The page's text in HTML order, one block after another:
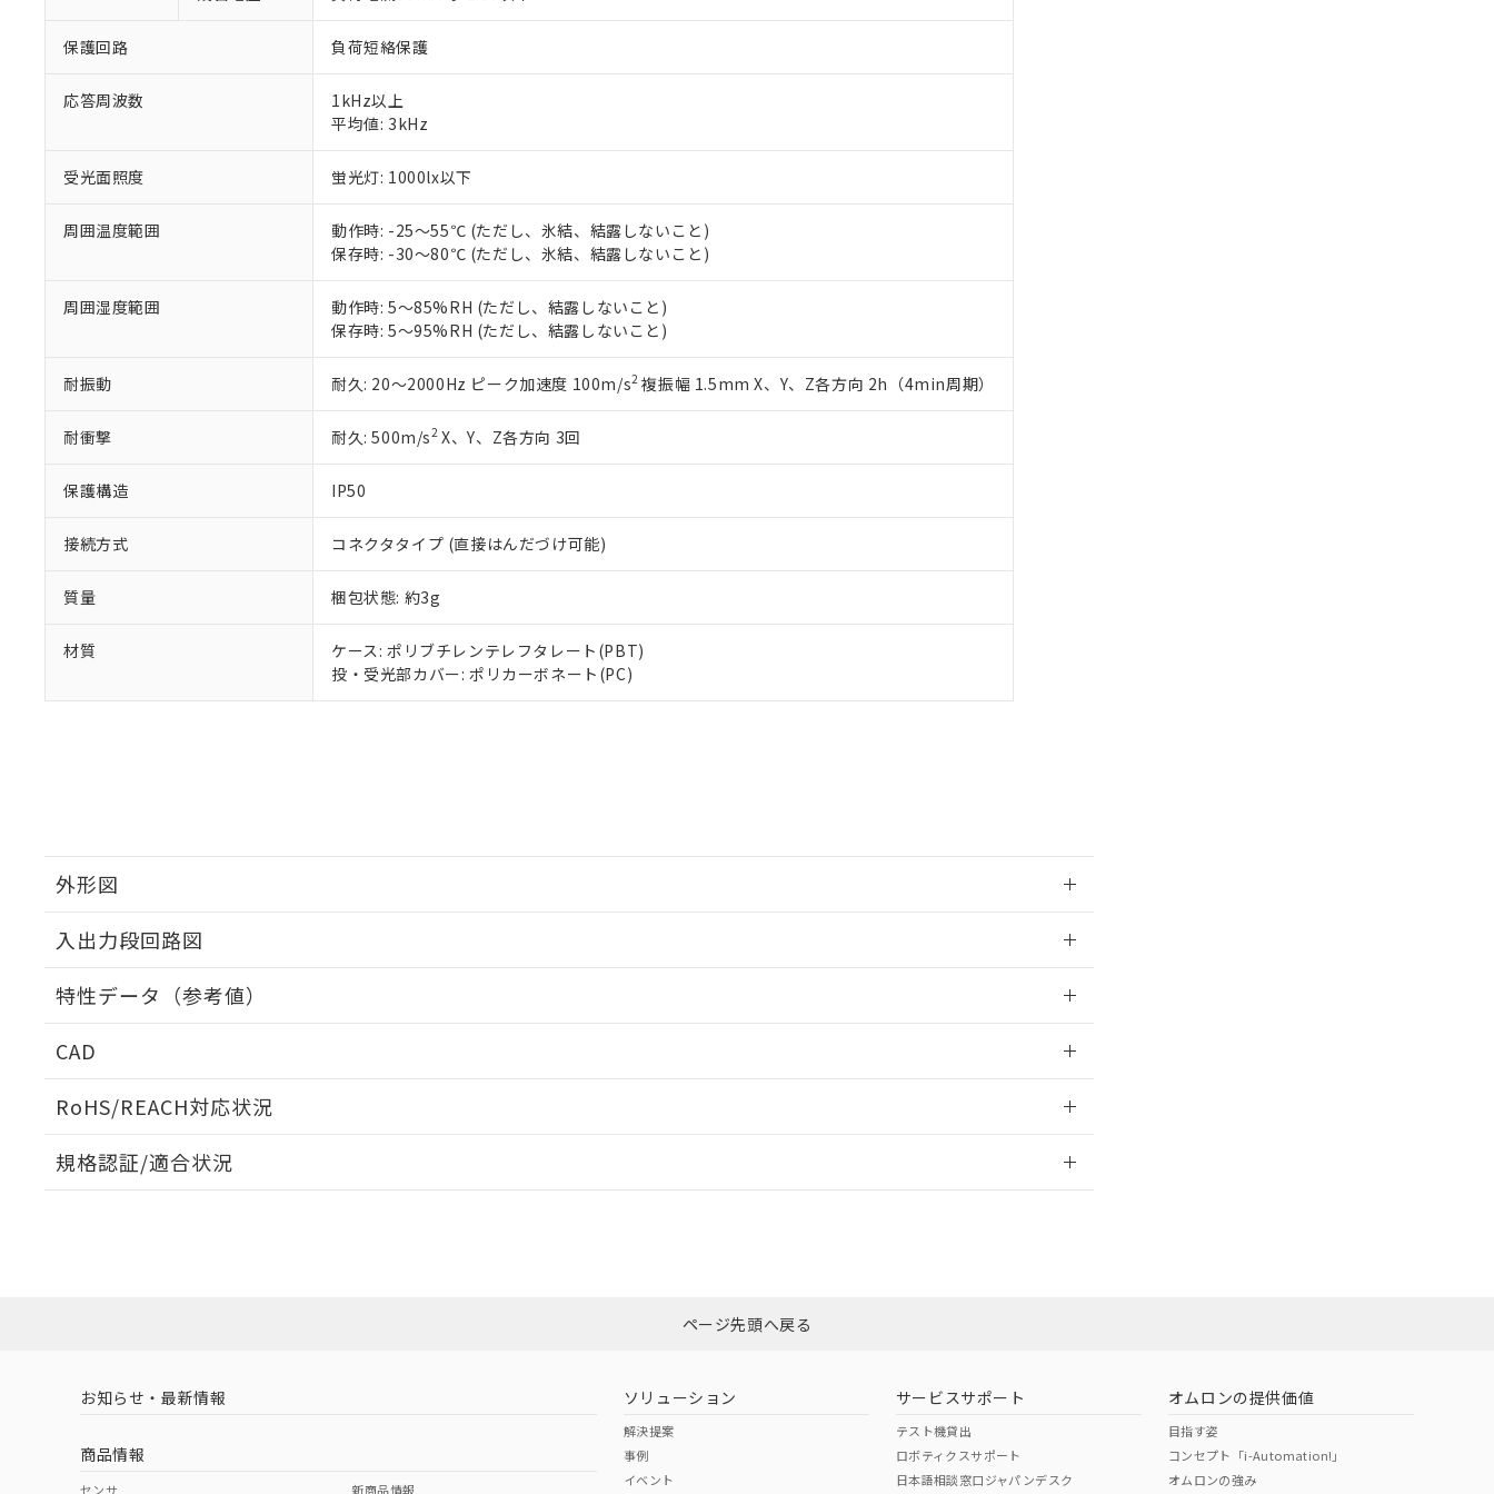
保護回路 負荷短絡保護
応答周波数
1kHz以上
平均値: 3kHz
受光面照度 蛍光灯: 1000lx以下
周囲温度範囲
動作時: -25～55℃ (ただし、氷結、結露しないこと)
保存時: -30～80℃ (ただし、氷結、結露しないこと)
周囲湿度範囲
動作時: 5～85%RH (ただし、結露しないこと)
保存時: 5～95%RH (ただし、結露しないこと)
耐振動 耐久: 20～2000Hz ピーク加速度 100m/s2複振幅 1.5mm X、Y、Z各方向 2h（4min周期）
耐衝撃 耐久: 500m/s2X、Y、Z各方向 3回
保護構造 IP50
接続方式 コネクタタイプ (直接はんだづけ可能)
質量 梱包状態: 約3g
材質
ケース: ポリブチレンテレフタレート(PBT)
投・受光部カバー: ポリカーボネート(PC)
外形図
入出力段回路図
タイムチャート
特性データ（参考値）
CAD
RoHS/REACH対応状況
EU RoHS 注意事項・凡例
ダウンロードはこちら
中国 RoHS 注意事項・凡例
中国 RoHS表
規格認証/適合状況
（イギリス
（ノルウェー
（日本
（アメリカ
当社販売員にご相談ください。
オムロン制御機器販売店や当社販売拠点は「
在庫状況および標準価格結果を当社の事前の承諾なく第三者に漏洩または開示しないようお願いしま
す。
マイパーツ機能（部品リスト作成サービス）をご利用いただくには、I-Webメンバーズにご登録され
ている必要があります。
お客様が当ウェブサイト上で当社にご登録された部品リストについて、当社および当社の共同利用者
が、当社の製品・サービスに関するお客様との取引・商談に必要な範囲で利用することをご了承くだ
さい。
※当社の共同利用者とは、"個人情報の共同利用に関して"
いる法人を指します。
※2 対応予定月
※3 非含有証明書ダウンロード
下記の非含有証明書をダウンロードすることができます。
51物質の非含有証明書（当社基準）
※本証明書は発行日時点で非含有を証明するもので、過去に遡って非含有を証明するものではありません。
また、RoHS指令のフタル酸エステル類４物質の対応では、対応完了までの期間は出荷製品に未対応品が
混在することから備考欄に対応日を記載しておりました。
既に当社にて対応品への在庫切替を完了していることから、特段のことがない限り、2022年1月12日よ
り割愛しております。
「ｅ」：有害物質（10物質）のすべてが基準値以下であることを示します。
「10」：通常の使用状況下において有害物質が外部に漏えいし、環境に深刻な影響を及ぼさない年数を意
味します。
「－」：未確認です。当社販売部門へお問い合わせください。
当社は、貴社製品を第三者に販売する場合は、上記1、2および3の内容を当該第三者に通知します。
また当社は、販売先および販売に係わる関係者が違法に輸出するおそれがある場合は、取り引きをい
合意する キャンセル
△
－
空
白
受注生産機種、また在庫状況の情報を公開していない機種
ページ先頭へ戻る
お知らせ・最新情報
商品情報
センサ 新商品情報
ソリューション
解決提案
事例
イベント
サービスサポート
テスト機貸出
ロボティクスサポート
日本語相談窓口ジャパンデスク
オムロンの提供価値
目指す姿
コンセプト「i-Automation!」
オムロンの強み